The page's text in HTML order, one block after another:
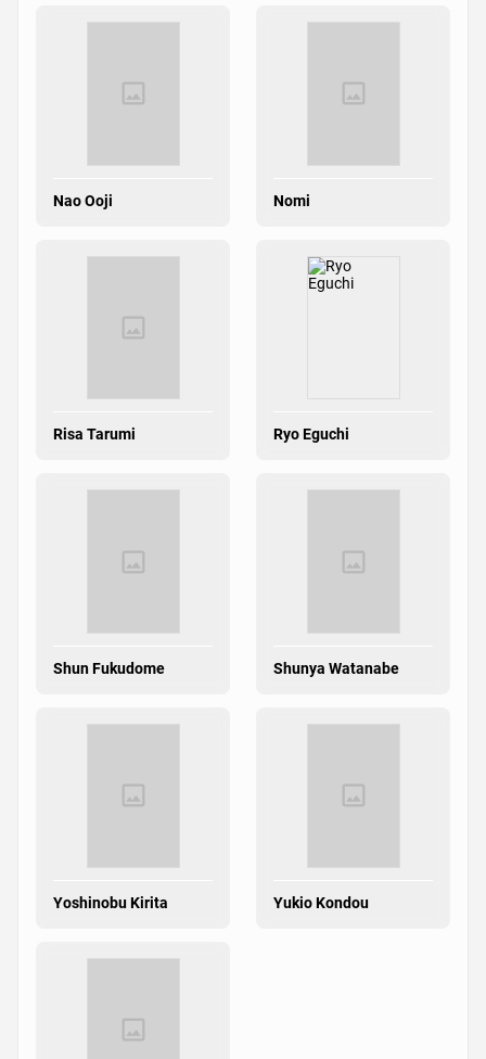
Nao Ooji Nomi
Risa Tarumi Ryo Eguchi
Shun Fukudome Shunya Watanabe
Yoshinobu Kirita Yukio Kondou